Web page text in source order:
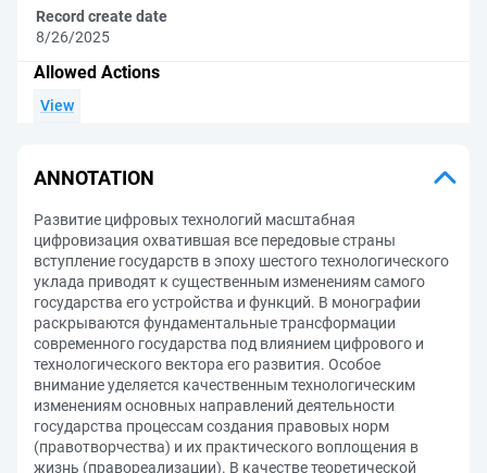
Record create date
8/26/2025
Allowed Actions
View
ANNOTATION
Развитие цифровых технологий масштабная
цифровизация охватившая все передовые страны
вступление государств в эпоху шестого технологического
уклада приводят к существенным изменениям самого
государства его устройства и функций. В монографии
раскрываются фундаментальные трансформации
современного государства под влиянием цифрового и
технологического вектора его развития. Особое
внимание уделяется качественным технологическим
изменениям основных направлений деятельности
государства процессам создания правовых норм
(правотворчества) и их практического воплощения в
жизнь (правореализации). В качестве теоретической